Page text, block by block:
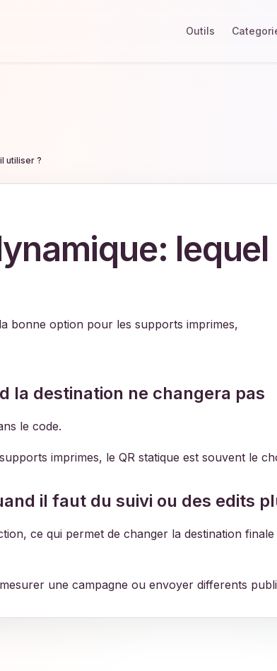
Outils
utiliser ?
lequel
bonne option pour les supports imprimes,
la destination ne changera pas
le code.
imprimes, le QR statique est souvent le
il faut du suivi ou des edits
ce qui permet de changer la destination
une campagne ou envoyer differents